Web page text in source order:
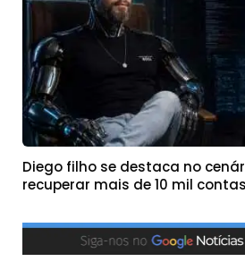
Diego filho se destaca no
recuperar mais de 10 mil contas